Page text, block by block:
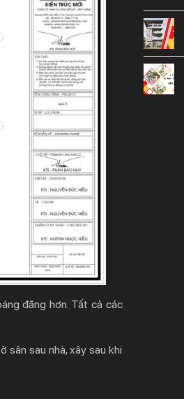
đãng hơn. Tất cả các
sân sau nhà, xây sau khi